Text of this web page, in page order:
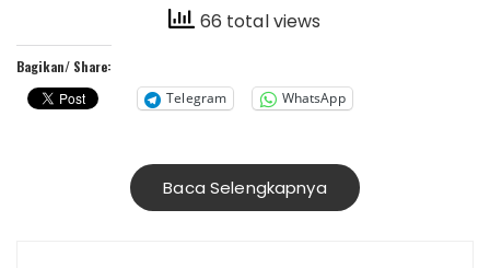
66 total views
Bagikan/ Share:
Telegram
WhatsApp
Baca Selengkapnya